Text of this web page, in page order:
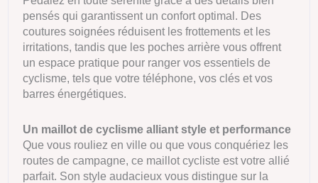
pensés qui garantissent un confort optimal. Des
coutures soignées réduisent les frottements et les
irritations, tandis que les poches arrière vous offrent
un espace pratique pour ranger vos essentiels de
cyclisme, tels que votre téléphone, vos clés et vos
barres énergétiques.
Un maillot de cyclisme alliant style et performance
Que vous rouliez en ville ou que vous conquériez les
routes de campagne, ce maillot cycliste est votre allié
parfait. Son style audacieux vous distingue sur la